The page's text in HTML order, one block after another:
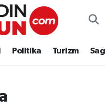
Politika Turizm